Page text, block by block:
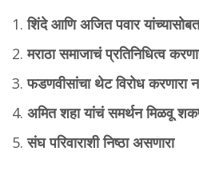
शिंदे आणि अजित पवार
मराठा समाजाचं प्रतिनिधित्व
फडणवीसांचा थेट विरोध करणारा
अमित शहा यांचं समर्थन मिळवू
संघ परिवाराशी निष्ठा असणारा